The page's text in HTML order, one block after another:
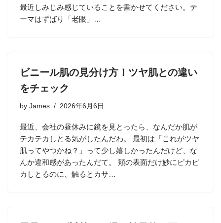
最近しみじみ感じていることを書かせてください。テ
ーマはずばり「老眼」…
ビニール肌の見分け方！ツヤ肌との違い
をチェック
by James 2026年6月6日
最近、会社の昼休みに鏡を見とったら、なんだか肌が
テカテカしとる気がしたんだわ。 最初は「これがツヤ
肌ってやつかね？」って少し嬉しかったんだけど、な
んか違和感があったんだて。 頬の表面だけ妙にピカピ
カしとるのに、触るとカサ…